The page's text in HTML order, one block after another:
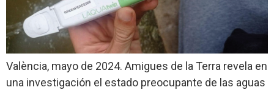
València, mayo de 2024. Amigues de la Terra revela en
una investigación el estado preocupante de las aguas